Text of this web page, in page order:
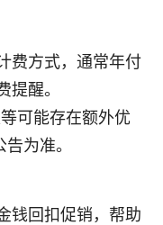
费方式，通常年付
提醒。
可能存在额外优
为准。
钱回扣促销，帮助